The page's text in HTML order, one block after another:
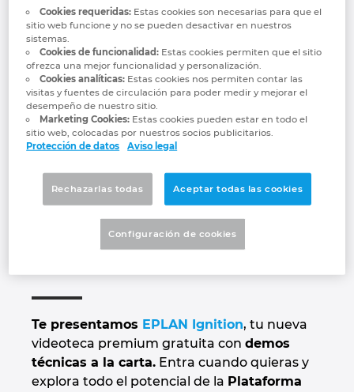
Nuevo EPLAN
Ignition: Visualiza
nuestras demos
técnicas para
descubrir las
soluciones de la
Plataforma EPLAN
Te presentamos EPLAN Ignition, tu nueva
videoteca premium gratuita con demos
técnicas a la carta. Entra cuando quieras y
explora todo el potencial de la Plataforma
Marítima
Automatización de edificios
Casos de éxito
Automatización de edificios
Configuración
Integración PDM / PLM
EPLAN Data Portal
EPLAN Educacional para centros educativos
EPLAN Educacional para estudiantes
EPLAN Collaboration Apps
Blog
Localizaciones
Contacto
Trust Center
Brunei
Bulgaria
Canada
Chile
China
China Taiwan
Czech Republic
Denmark
Cookies requeridas:Estas cookies son necesarias para que el
sitio web funcione y no se pueden desactivar en nuestros
sistemas.
Cookies de funcionalidad:Estas cookies permiten que el sitio
ofrezca una mejor funcionalidad y personalización.
Cookies analíticas:Estas cookies nos permiten contar las
visitas y fuentes de circulación para poder medir y mejorar el
desempeño de nuestro sitio.
Marketing Cookies:Estas cookies pueden estar en todo el
sitio web, colocadas por nuestros socios publicitarios.
Protección de datos
Aviso legal
Rechazarlas todas Aceptar todas las cookies
Configuración de cookies